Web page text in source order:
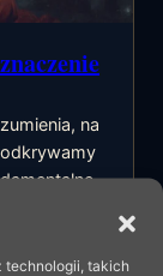
technologii, takich
na